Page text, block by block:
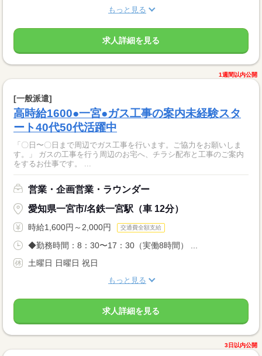
もっと見る
求人詳細を見る
1週間以内公開
[一般派遣]
高時給1600●一宮●ガス工事の案内未経験スタ
ート40代50代活躍中
「〇日〜〇日まで周辺でガス工事を行います。ご協力をお願いしま
す。」 ガスの工事を行う周辺のお宅へ、チラシ配布と工事のご案内
をするお仕事です。 ...
営業・企画営業・ラウンダー
愛知県一宮市/名鉄一宮駅（車 12分）
時給1,600円～2,000円 交通費全額支給
◆勤務時間：8：30〜17：30（実働8時間） ...
土曜日 日曜日 祝日
もっと見る
求人詳細を見る
3日以内公開